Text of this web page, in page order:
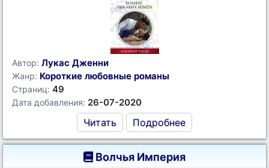
Автор: Лукас Дженни
Жанр: Короткие любовные романы
Страниц: 49
Дата добавления: 26-07-2020
Читать Подробнее
Волчья Империя